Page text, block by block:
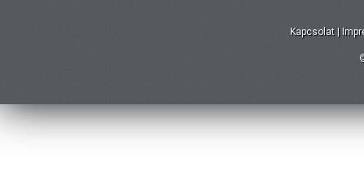
Kapcsolat |